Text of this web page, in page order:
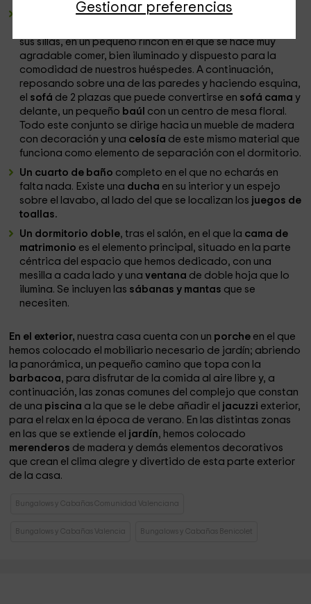
Gestionar preferencias
Un salón comedoren el espacio más amplio de la
sus sillas, en un pequeño rincón en el que se hace muy
agradable comer, bien iluminado y dispuesto para la
comodidad de nuestros huéspedes. A continuación,
reposando sobre una de las paredes y haciendo esquina,
el sofá de 2 plazas que puede convertirse en sofá camay
delante, un pequeño baúl con un centro de mesa floral.
Todo este conjunto se dirige hacia un mueble de madera
con decoración y una celosía de este mismo material que
funciona como elemento de separación con el dormitorio.
Un cuarto de baño completo en el que no echarás en
falta nada. Existe una ducha en su interior y un espejo
sobre el lavabo, al lado del que se localizan los juegos de
toallas.
Un dormitorio doble, tras el salón, en el que la cama de
matrimonio es el elemento principal, situado en la parte
céntrica del espacio que hemos dedicado, con una
mesilla a cada lado y unaventana de doble hoja que lo
ilumina. Se incluyen las sábanas y mantas que se
necesiten.
En el exterior, nuestra casa cuenta con un porche en el que
hemos colocado el mobiliario necesario de jardín; abriendo
la panorámica, un pequeño camino que topa con la
barbacoa, para disfrutar de la comida al aire libre y, a
continuación, las zonas comunes del complejo que constan
de una piscina a la que se le debe añadir el jacuzzi exterior,
para el relax en la época de verano. En las distintas zonas
en las que se extiende el jardín, hemos colocado
merenderos de madera y demás elementos decorativos
que crean el clima alegre y divertido de esta parte exterior
de la casa.
Bungalows y Cabañas Comunidad Valenciana
Bungalows y Cabañas Valencia Bungalows y Cabañas Benicolet